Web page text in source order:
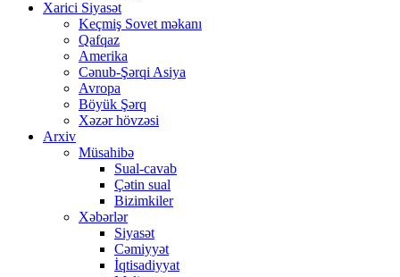
Xarici Siyasət
Keçmiş Sovet məkanı
Qafqaz
Amerika
Cənub-Şərqi Asiya
Avropa
Böyük Şərq
Xəzər hövzəsi
Arxiv
Müsahibə
Sual-cavab
Çətin sual
Bizimkiler
Xəbərlər
Siyasət
Cəmiyyət
İqtisadiyyat